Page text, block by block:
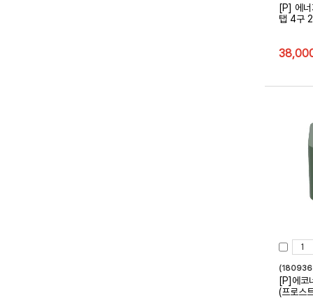
[P] 에
탭 4구
[P]에코
(프로스